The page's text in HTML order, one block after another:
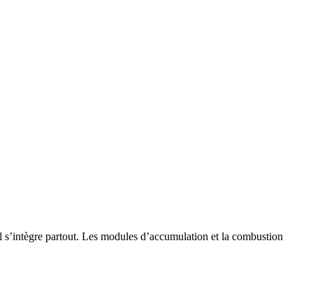
partout. Les modules d’accumulation et la combustion